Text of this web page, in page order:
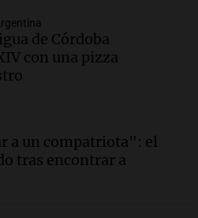
que
irregularidades
tres comercios en
de Córdoba
con una pizza
a un compatriota": el
tras encontrar a